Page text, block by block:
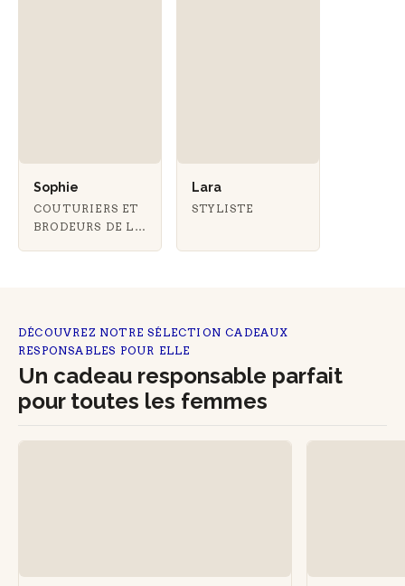
Sophie
COUTURIERS ET
BRODEURS DE LA
Lara
STYLISTE
DÉCOUVREZ NOTRE SÉLECTION CADEAUX
RESPONSABLES POUR ELLE
Un cadeau responsable parfait
pour toutes les femmes